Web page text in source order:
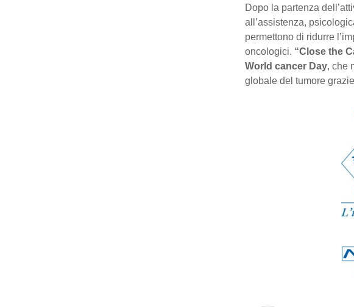
Dopo la partenza
all’assistenza,
permettono di ridurre
oncologici. “Close the
World cancer Day, che
globale del tumore